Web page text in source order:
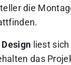
die
liest
das